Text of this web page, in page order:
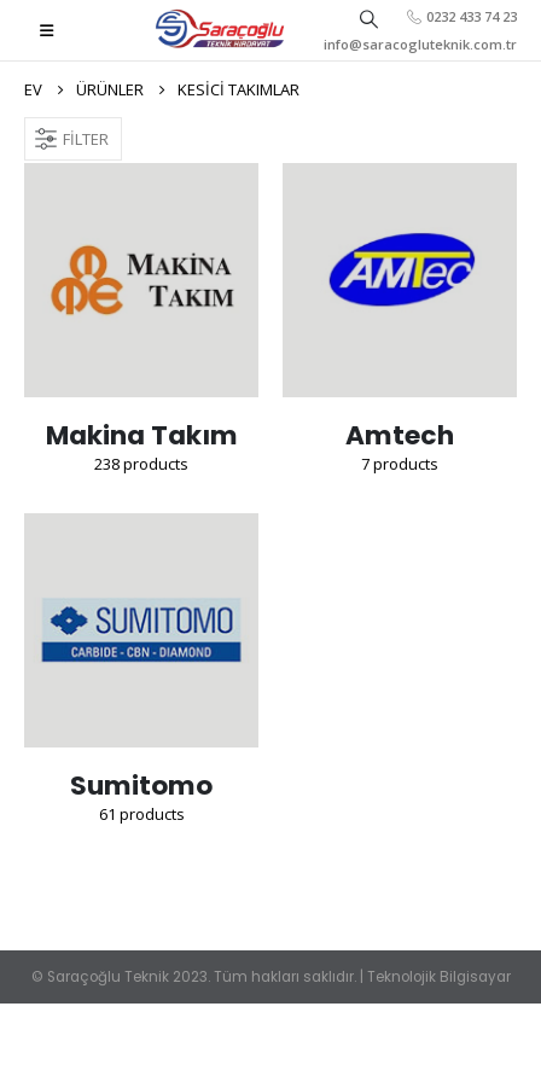
0232 433 74 23
info@saracogluteknik.com.tr
EV ÜRÜNLER KESICI TAKIMLAR
FILTER
Makina Takım
238products
Amtech
7products
Sumitomo
61 products
© Saraçoğlu Teknik 2023. Tüm hakları saklıdır. | Teknolojik Bilgisayar